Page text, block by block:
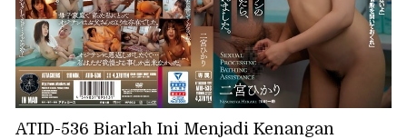
ATID-536 Biarlah Ini Menjadi Kenangan